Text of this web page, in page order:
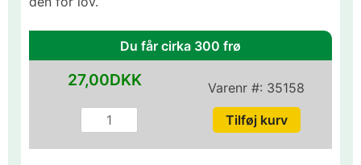
Du får cirka 300 frø
Varenr #: 35158
27,00DKK